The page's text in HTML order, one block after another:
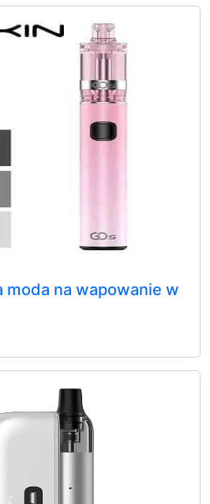
moda na wapowanie w